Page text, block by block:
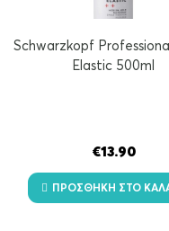
Schwarzkopf
Elastic 500ml
€13.90
ΠΡΟΣΘΉΚΗ ΣΤΟ